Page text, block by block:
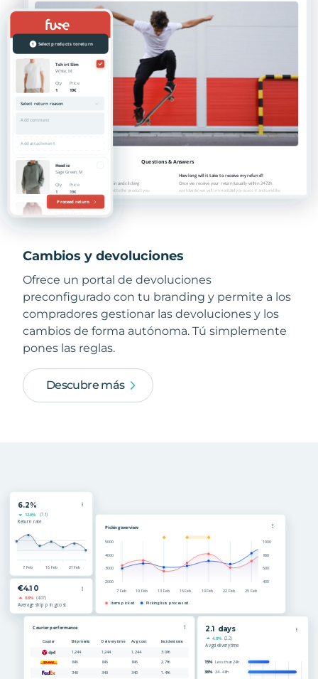
Cambios y devoluciones
Ofrece un portal de devoluciones
preconfigurado con tu branding y permite a los
compradores gestionar las devoluciones y los
cambios de forma autónoma. Tú simplemente
pones las reglas.
Descubre más